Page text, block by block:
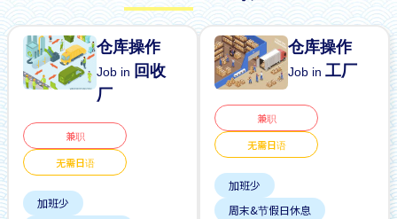
仓库操作
Job in 回收
厂
兼职
无需日语
加班少
仓库操作
Job in工厂
兼职
无需日语
加班少
周末&节假日休息